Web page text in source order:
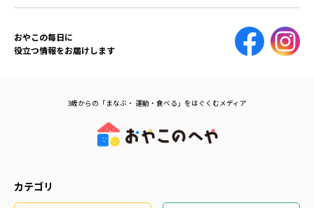
おやこの毎日に
役立つ情報をお届けします
3歳からの「まなぶ・ 運動・食べる」をはぐくむメディア
カテゴリ